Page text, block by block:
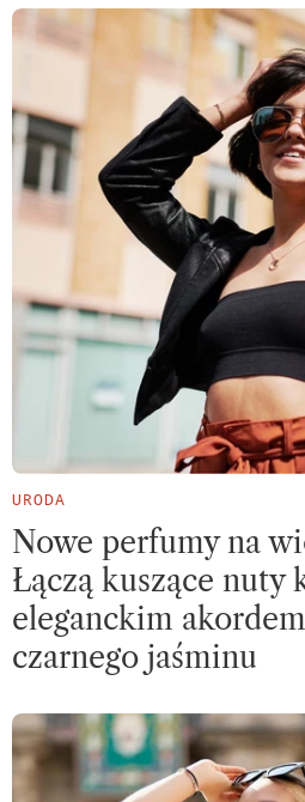
URODA
Nowe perfumy na
Łączą kuszące nuty
eleganckim
czarnego jaśminu